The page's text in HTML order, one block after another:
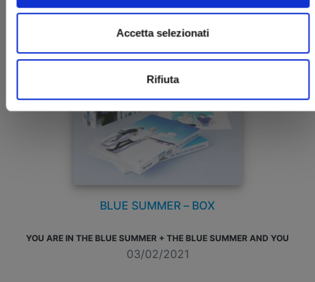
Accetta selezionati
Rifiuta
BLUE SUMMER – BOX
YOU ARE IN THE BLUE SUMMER + THE BLUE SUMMER AND YOU
03/02/2021